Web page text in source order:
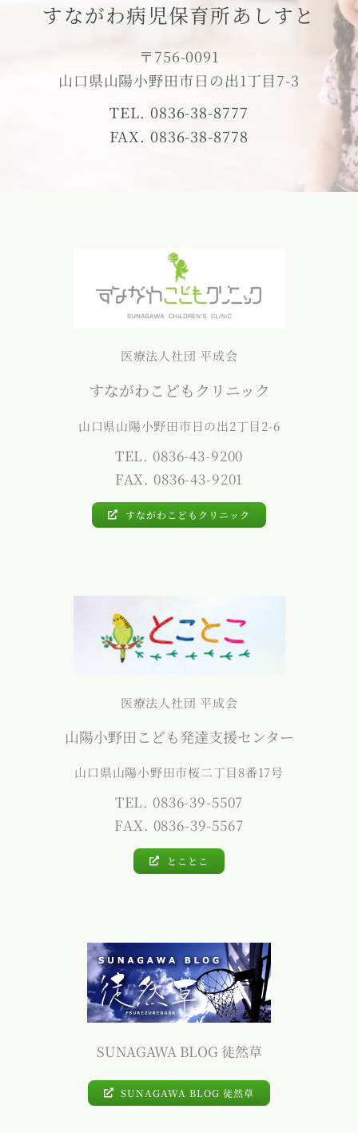
すながわ病児保育所あしすと
〒756-0091
山口県山陽小野田市日の出1丁目7-3
TEL. 0836-38-8777
FAX. 0836-38-8778
医療法人社団 平成会
すながわこどもクリニック
山口県山陽小野田市日の出2丁目2-6
TEL. 0836-43-9200
FAX. 0836-43-9201
すながわこどもクリニック
医療法人社団 平成会
山陽小野田こども発達支援センター
山口県山陽小野田市桜二丁目8番17号
TEL. 0836-39-5507
FAX. 0836-39-5567
とことこ
SUNAGAWA BLOG 徒然草
SUNAGAWA BLOG 徒然草